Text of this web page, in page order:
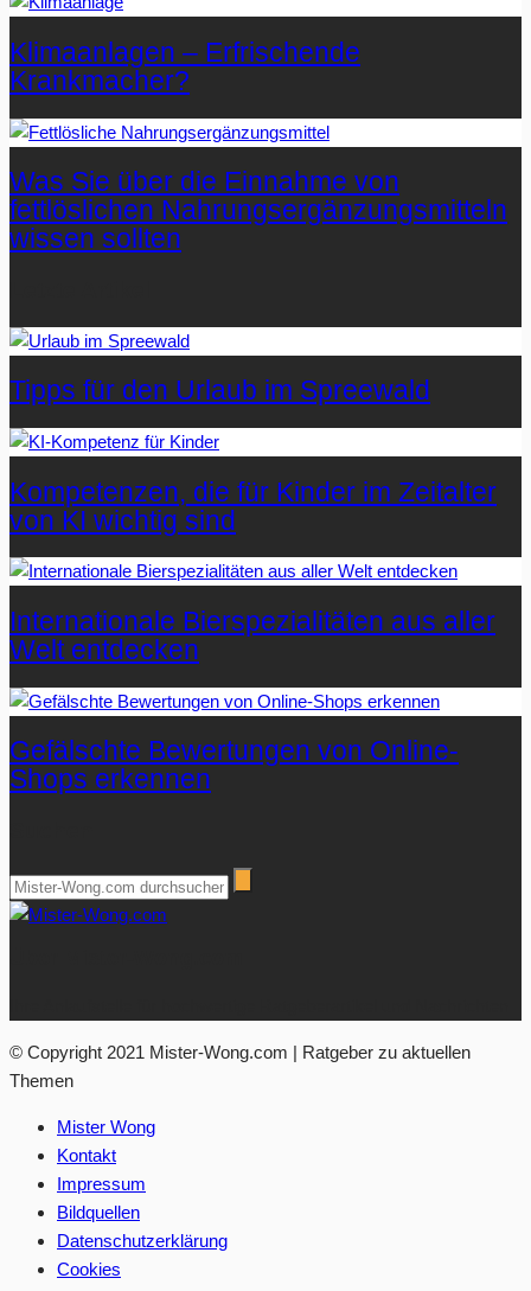
Klimaanlagen – Erfrischende
Krankmacher?
Was Sie über die Einnahme von
fettlöslichen Nahrungsergänzungsmitteln
wissen sollten
Tipps für den Urlaub im Spreewald
Kompetenzen, die für Kinder im Zeitalter
von KI wichtig sind
Internationale Bierspezialitäten aus aller
Welt entdecken
Gefälschte Bewertungen von Online-
Shops erkennen
© Copyright 2021 Mister-Wong.com | Ratgeber zu aktuellen
Themen
Mister Wong
Kontakt
Impressum
Bildquellen
Datenschutzerklärung
Cookies